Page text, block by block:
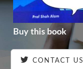
Buy this book
CONTACT US